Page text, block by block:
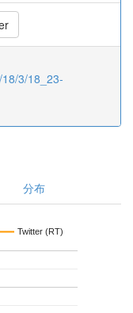
3/18_23-
分布
Twitter (RT)